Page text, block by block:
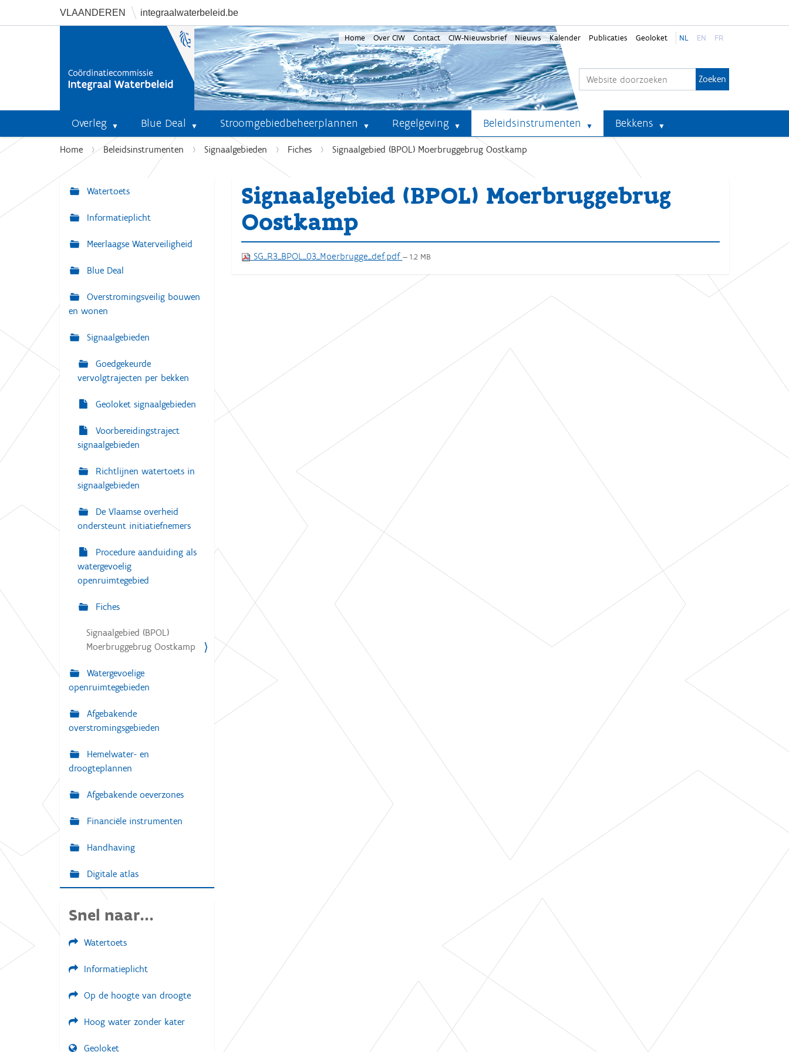
VLAANDEREN integraalwaterbeleid.be
Home Over CIW Contact CIW-Nieuwsbrief Nieuws Kalender Publicaties Geoloket NL EN FR
Overleg Blue Deal Stroomgebiedbeheerplannen Regelgeving Beleidsinstrumenten Bekkens
U
e
Home Beleidsinstrumenten Signaalgebieden Fiches Signaalgebied (BPOL) Moerbruggebrug Oostkamp
Signaalgebied (BPOL) Moerbruggebrug
Oostkamp
SG_R3_BPOL_03_Moerbrugge_def.pdf — 1.2 MB
N
a
i
g
t
i
e
Watertoets
Informatieplicht
Meerlaagse Waterveiligheid
Blue Deal
Overstromingsveilig bouwen
en wonen
Signaalgebieden
Goedgekeurde
vervolgtrajecten per bekken
Geoloket signaalgebieden
Voorbereidingstraject
signaalgebieden
Richtlijnen watertoets in
signaalgebieden
De Vlaamse overheid
ondersteunt initiatiefnemers
Procedure aanduiding als
watergevoelig
openruimtegebied
Fiches
Signaalgebied (BPOL)
Moerbruggebrug Oostkamp
Watergevoelige
openruimtegebieden
Afgebakende
overstromingsgebieden
Hemelwater- en
droogteplannen
Afgebakende oeverzones
Financiële instrumenten
Handhaving
Digitale atlas
Snel naar...
Watertoets
Informatieplicht
Op de hoogte van droogte
Hoog water zonder kater
Geoloket